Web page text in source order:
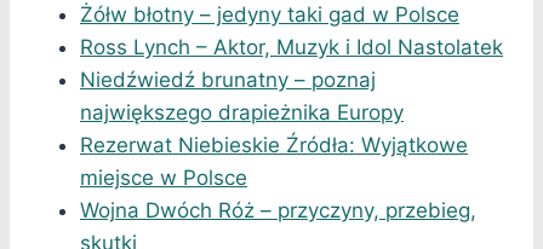
Żółw błotny – jedyny taki gad w Polsce
Ross Lynch – Aktor, Muzyk i Idol Nastolatek
Niedźwiedź brunatny – poznaj
największego drapieżnika Europy
Rezerwat Niebieskie Źródła: Wyjątkowe
miejsce w Polsce
Wojna Dwóch Róż – przyczyny, przebieg,
skutki